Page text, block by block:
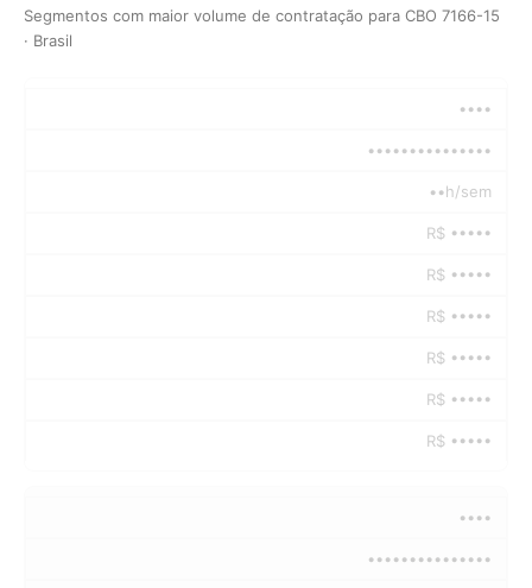
Segmentos com maior volume de contratação para CBO 7166-15
· Brasil
••••
•••••••••••••••
••h/sem
R$ •••••
R$ •••••
R$ •••••
R$ •••••
R$ •••••
R$ •••••
••••
•••••••••••••••